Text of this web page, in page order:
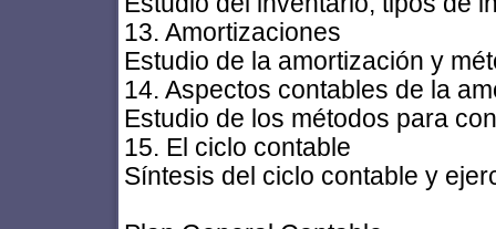
13. Amortizaciones
Estudio de la amortización y
14. Aspectos contables de la
Estudio de los métodos para
15. El ciclo contable
Síntesis del ciclo contable y